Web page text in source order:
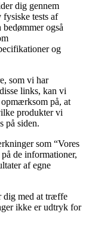
dig gennem
tests af
også
og
som vi har
links, kan vi
på, at
produkter vi
på siden.
som “Vores
de informationer,
af egne
dig med at træffe
ikke er udtryk for